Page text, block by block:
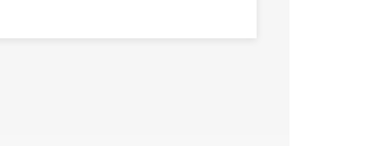
已实现市场基础设施配套齐全，划